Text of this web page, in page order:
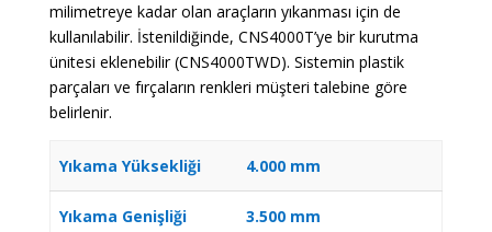
milimetreye kadar olan araçların yıkanması için de
kullanılabilir. İstenildiğinde, CNS4000T’ye bir kurutma
ünitesi eklenebilir (CNS4000TWD). Sistemin plastik
parçaları ve fırçaların renkleri müşteri talebine göre
belirlenir.
Yıkama Yüksekliği 4.000 mm
Yıkama Genişliği 3.500 mm